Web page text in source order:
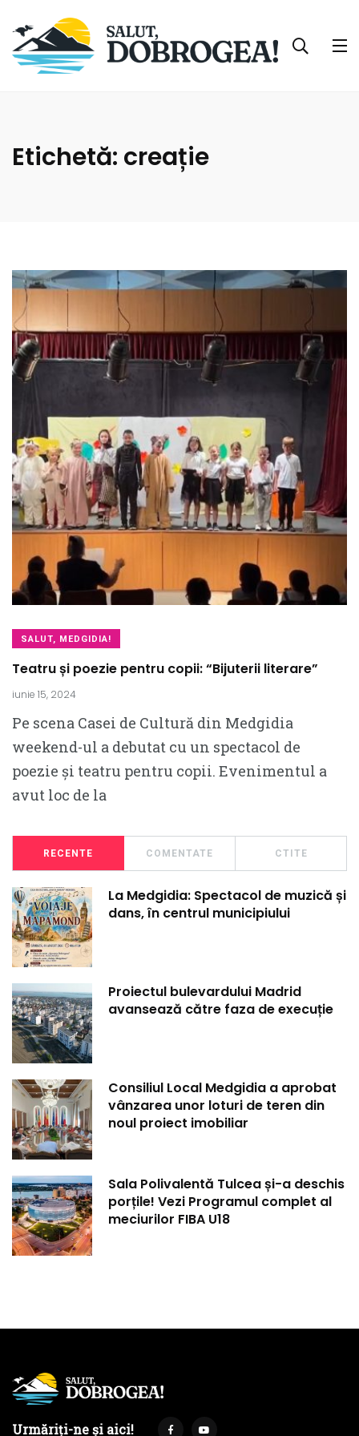
Etichetă: creație
SALUT, MEDGIDIA!
Teatru și poezie pentru copii: “Bijuterii literare”
iunie 15, 2024
Pe scena Casei de Cultură din Medgidia
weekend-ul a debutat cu un spectacol de
poezie și teatru pentru copii. Evenimentul a
avut loc de la
RECENTE COMENTATE CTITE
La Medgidia: Spectacol de muzică și
dans, în centrul municipiului
Proiectul bulevardului Madrid
avansează către faza de execuție
Consiliul Local Medgidia a aprobat
vânzarea unor loturi de teren din
noul proiect imobiliar
Sala Polivalentă Tulcea și-a deschis
porțile! Vezi Programul complet al
meciurilor FIBA U18
Urmăriți-ne și aici!